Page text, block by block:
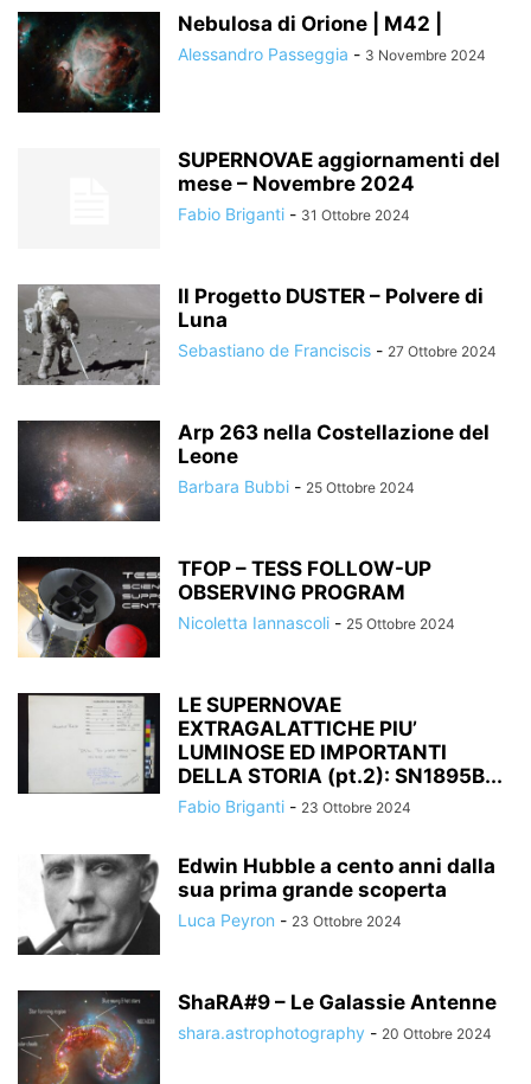
Nebulosa di Orione | M42 |
Alessandro Passeggia - 3 Novembre 2024
SUPERNOVAE aggiornamenti del
mese – Novembre 2024
Fabio Briganti - 31 Ottobre 2024
Il Progetto DUSTER – Polvere di
Luna
Sebastiano de Franciscis - 27 Ottobre 2024
Arp 263 nella Costellazione del
Leone
Barbara Bubbi - 25 Ottobre 2024
TFOP – TESS FOLLOW-UP
OBSERVING PROGRAM
Nicoletta Iannascoli - 25 Ottobre 2024
LE SUPERNOVAE
EXTRAGALATTICHE PIU’
LUMINOSE ED IMPORTANTI
DELLA STORIA (pt.2): SN1895B...
Fabio Briganti - 23 Ottobre 2024
Edwin Hubble a cento anni dalla
sua prima grande scoperta
Luca Peyron - 23 Ottobre 2024
ShaRA#9 – Le Galassie Antenne
shara.astrophotography - 20 Ottobre 2024